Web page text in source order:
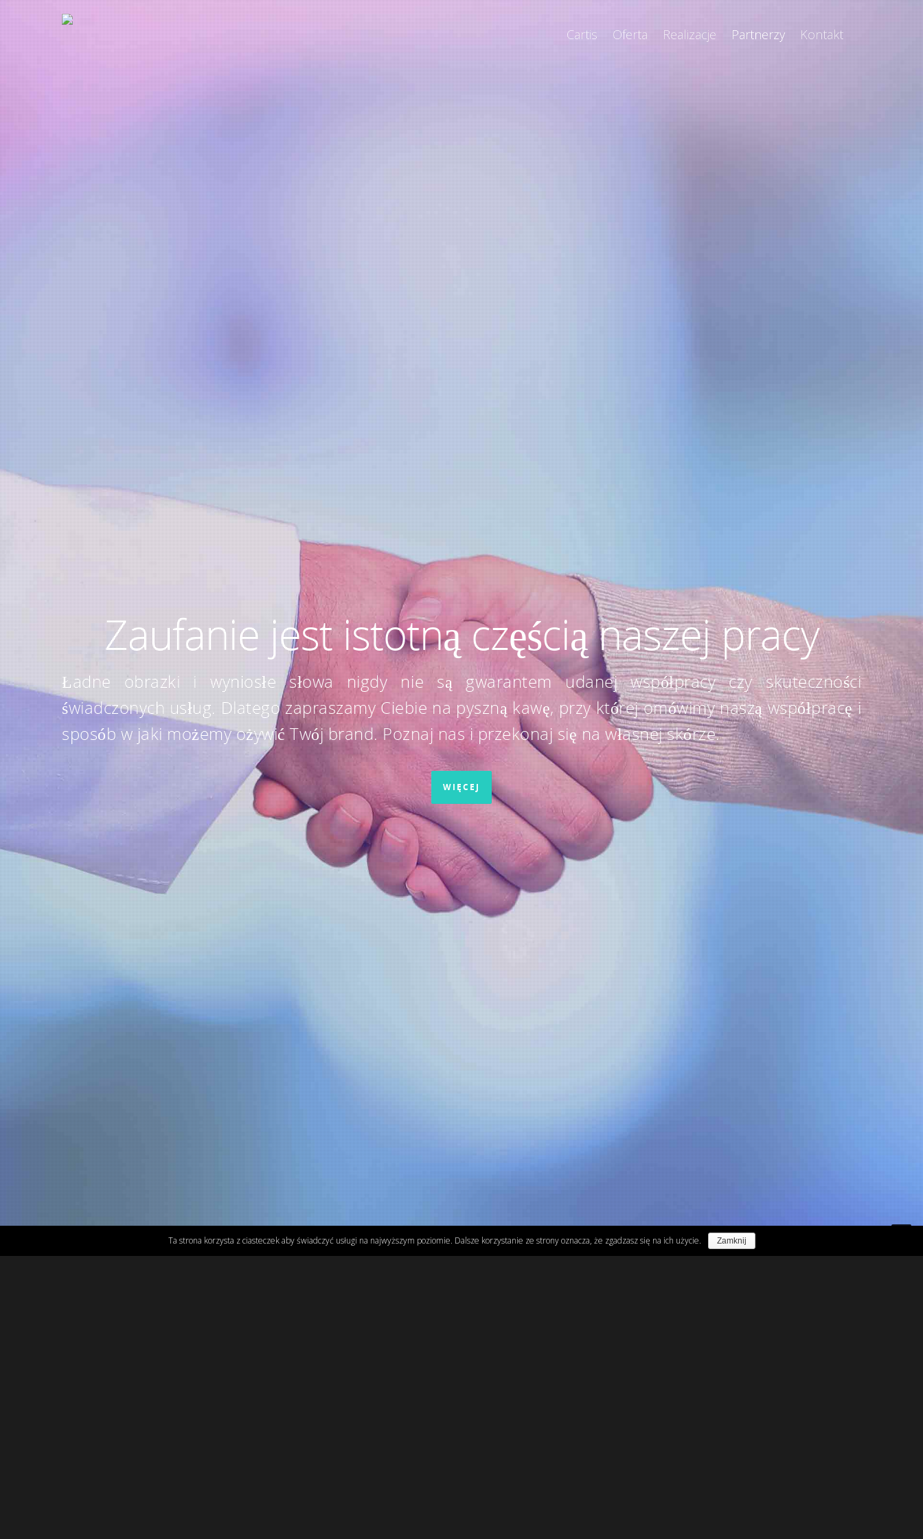
Cartis Oferta Realizacje Partnerzy Kontakt
Zaufanie jest istotną częścią naszej pracy
Ładne obrazki i wyniosłe słowa nigdy nie są gwarantem udanej współpracy czy skuteczności
świadczonych usług. Dlatego zapraszamy Ciebie na pyszną kawę, przy której omówimy naszą współpracę i
sposób w jaki możemy ożywić Twój brand. Poznaj nas i przekonaj się na własnej skórze.
WIĘCEJ
Ta strona korzysta z ciasteczek aby świadczyć usługi na najwyższym poziomie. Dalsze korzystanie ze strony oznacza, że zgadzasz się na ich użycie. Zamknij